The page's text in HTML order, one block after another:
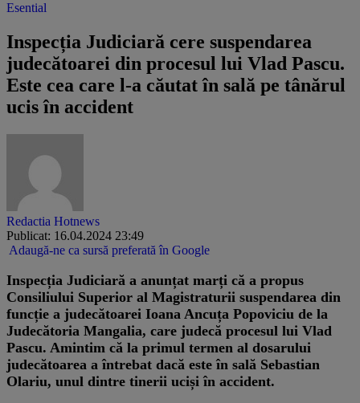
Esential
Inspecția Judiciară cere suspendarea
judecătoarei din procesul lui Vlad Pascu.
Este cea care l-a căutat în sală pe tânărul
ucis în accident
Redactia Hotnews
Publicat: 16.04.2024 23:49
Adaugă-ne ca sursă preferată în Google
Inspecția Judiciară a anunțat marți că a propus
Consiliului Superior al Magistraturii suspendarea din
funcție a judecătoarei Ioana Ancuța Popoviciu de la
Judecătoria Mangalia, care judecă procesul lui Vlad
Pascu. Amintim că la primul termen al dosarului
judecătoarea a întrebat dacă este în sală Sebastian
Olariu, unul dintre tinerii uciși în accident.